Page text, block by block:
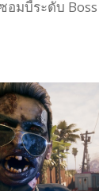
อมบี้ระดับ